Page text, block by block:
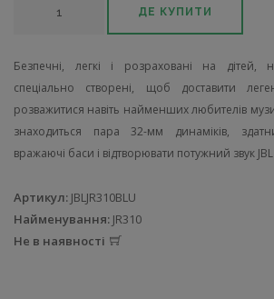
ДЕ КУПИТИ
Безпечні, легкі і розраховані на дітей,
спеціально створені, щоб доставити
розважитися навіть найменших любителів
знаходиться пара 32-мм динаміків,
вражаючі баси і відтворювати потужний звук
Артикул: JBLJR310BLU
Найменування: JR310
Не в наявності